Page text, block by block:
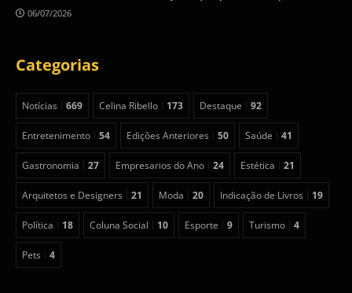
06/07/2026
Categorias
Notícias 669 Celina Ribello 173 Destaque 92
Entretenimento 54 Edições Anteriores 50 Saúde 41
Gastronomia 27 Empresarios do Ano 24 Estética 21
Arquitetos e Designers 21 Moda 20 Indicação de Livros 19
Política 18 Coluna Social 10 Esporte 9 Turismo 4
Pets 4